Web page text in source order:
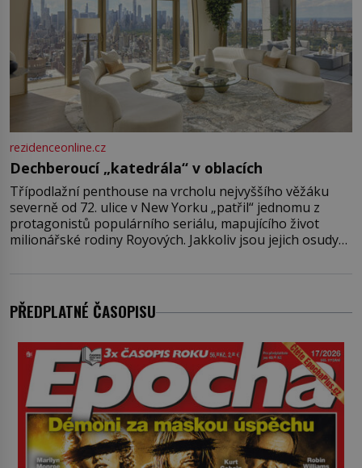
rezidenceonline.cz
Dechberoucí „katedrála“ v oblacích
Třípodlažní penthouse na vrcholu nejvyššího věžáku
severně od 72. ulice v New Yorku „patřil“ jednomu z
protagonistů populárního seriálu, mapujícího život
milionářské rodiny Royových. Jakkoliv jsou jejich osudy
jenom jednou z nemovitostí
PŘEDPLATNÉ ČASOPISU